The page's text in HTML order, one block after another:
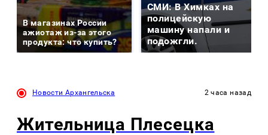
В магазинах России
ажиотаж из-за этого
продукта: что купить?
СМИ: В Химках на
полицейскую
машину напали и
подожгли.
Новости Архангельска 2 часа назад
Жительница Плесецка